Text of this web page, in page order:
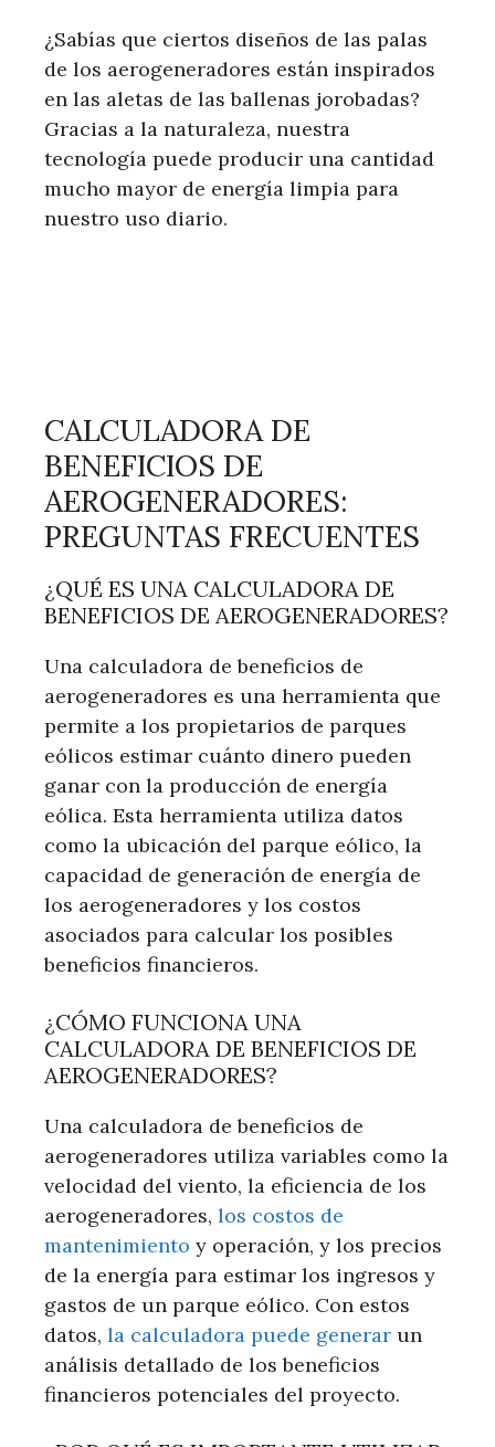
¿Sabías que ciertos diseños de las palas
de los aerogeneradores están inspirados
en las aletas de las ballenas jorobadas?
Gracias a la naturaleza, nuestra
tecnología puede producir una cantidad
mucho mayor de energía limpia para
nuestro uso diario.
CALCULADORA DE
BENEFICIOS DE
AEROGENERADORES:
PREGUNTAS FRECUENTES
¿QUÉ ES UNA CALCULADORA DE
BENEFICIOS DE AEROGENERADORES?
Una calculadora de beneficios de
aerogeneradores es una herramienta que
permite a los propietarios de parques
eólicos estimar cuánto dinero pueden
ganar con la producción de energía
eólica. Esta herramienta utiliza datos
como la ubicación del parque eólico, la
capacidad de generación de energía de
los aerogeneradores y los costos
asociados para calcular los posibles
beneficios financieros.
¿CÓMO FUNCIONA UNA
CALCULADORA DE BENEFICIOS DE
AEROGENERADORES?
Una calculadora de beneficios de
aerogeneradores utiliza variables como la
velocidad del viento, la eficiencia de los
aerogeneradores, los costos de
mantenimiento y operación, y los precios
de la energía para estimar los ingresos y
gastos de un parque eólico. Con estos
datos, la calculadora puede generar un
análisis detallado de los beneficios
financieros potenciales del proyecto.